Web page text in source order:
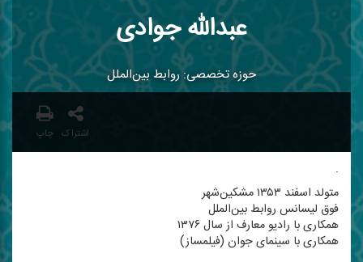
عبدالله جوادی
حوزه تخصصی: روابط بین‌الملل
اشتراک چاپ
.
متولد اسفند ۱۳۵۳ مشكین‌شهر
فوق لیسانس روابط بین‌الملل
همكاری با رادیو معارف از سال ۱۳۷۶
همكاری با سینمای جوان (فیلمساز)